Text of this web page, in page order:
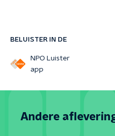
BELUISTER IN DE
NPO Luister
app
Andere